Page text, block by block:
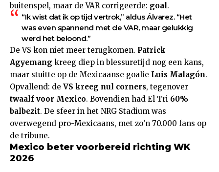
buitenspel, maar de VAR corrigeerde: goal.
“Ik wist dat ik op tijd vertrok,” aldus Álvarez. “Het
was even spannend met de VAR, maar gelukkig
werd het beloond.”
De VS kon niet meer terugkomen. Patrick
Agyemang kreeg diep in blessuretijd nog een kans,
maar stuitte op de Mexicaanse goalie Luis Malagón.
Opvallend: de VS kreeg nul corners, tegenover
twaalf voor Mexico. Bovendien had El Tri 60%
balbezit. De sfeer in het NRG Stadium was
overwegend pro-Mexicaans, met zo’n 70.000 fans op
de tribune.
Mexico beter voorbereid richting WK
2026